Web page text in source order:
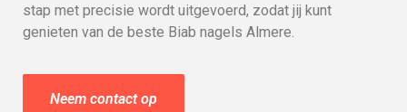
stap met precisie wordt uitgevoerd, zodat jij kunt
genieten van de beste Biab nagels Almere.
Neem contact op